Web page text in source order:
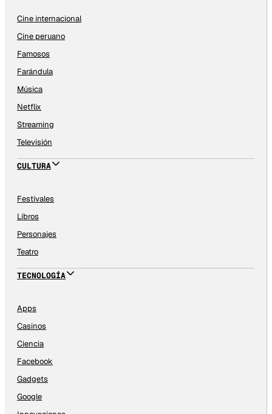
Cine internacional
Cine peruano
Famosos
Farándula
Música
Netflix
Streaming
Televisión
CULTURA
Festivales
Libros
Personajes
Teatro
TECNOLOGÍA
Apps
Casinos
Ciencia
Facebook
Gadgets
Google